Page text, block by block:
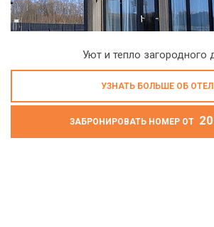
Уют и тепло загородного
УЗНАТЬ БОЛЬШЕ ОБ
ЗАБРОНИРОВАТЬ НОМЕР ОТ